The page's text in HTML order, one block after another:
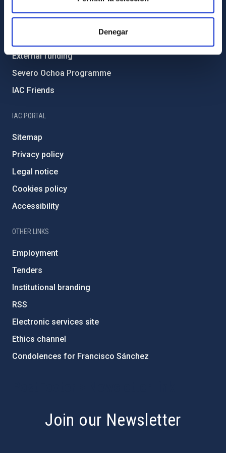
Denegar
Environment and Sustainability
Forever IAC
External funding
Severo Ochoa Programme
IAC Friends
IAC PORTAL
Sitemap
Privacy policy
Legal notice
Cookies policy
Accessibility
OTHER LINKS
Employment
Tenders
Institutional branding
RSS
Electronic services site
Ethics channel
Condolences for Francisco Sánchez
Join our Newsletter